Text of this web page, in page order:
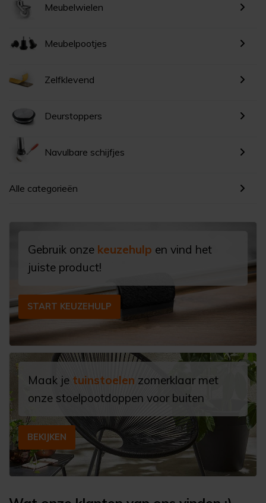
Meubelwielen
Meubelpootjes
Zelfklevend
Deurstoppers
Navulbare schijfjes
Alle categorieën
Gebruik onze keuzehulp en vind het
juiste product!
START KEUZEHULP
Maak je tuinstoelen zomerklaar met
onze stoelpootdoppen voor buiten
BEKIJKEN